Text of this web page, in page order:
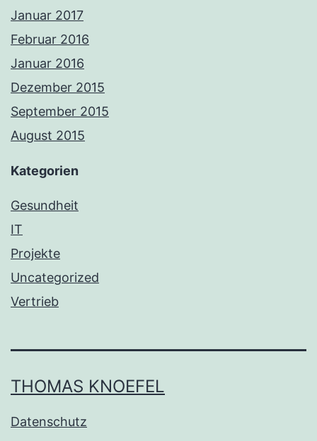
Januar 2017
Februar 2016
Januar 2016
Dezember 2015
September 2015
August 2015
Kategorien
Gesundheit
IT
Projekte
Uncategorized
Vertrieb
THOMAS KNOEFEL
Datenschutz